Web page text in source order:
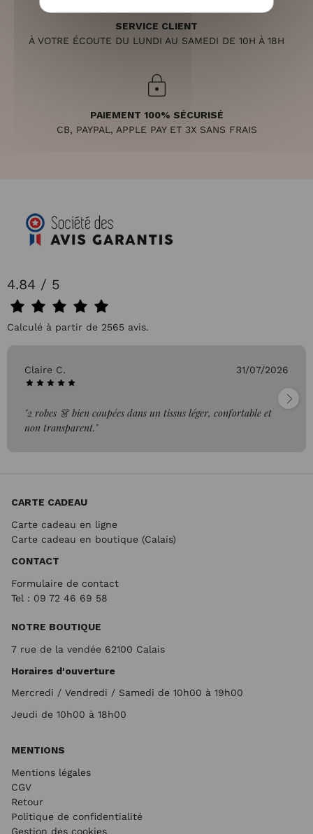
SERVICE CLIENT
À VOTRE ÉCOUTE DU LUNDI AU SAMEDI DE 10H À 18H
PAIEMENT 100% SÉCURISÉ
CB, PAYPAL, APPLE PAY ET 3X SANS FRAIS
4.84 / 5
Calculé à partir de 2565 avis.
Claire C. 31/07/2026
"2 robes 👗 bien coupées dans un tissus léger, confortable et
non transparent."
CARTE CADEAU
Carte cadeau en ligne
Carte cadeau en boutique (Calais)
CONTACT
Formulaire de contact
Tel : 09 72 46 69 58
NOTRE BOUTIQUE
7 rue de la vendée 62100 Calais
Horaires d'ouverture
Mercredi / Vendredi / Samedi de 10h00 à 19h00
Jeudi de 10h00 à 18h00
MENTIONS
Mentions légales
CGV
Retour
Politique de confidentialité
Gestion des cookies